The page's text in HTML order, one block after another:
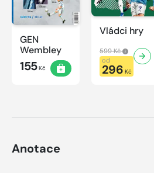
GEN
Wembley
155Kč
Vládci hry
599 Kč
od
296 Kč
Anotace